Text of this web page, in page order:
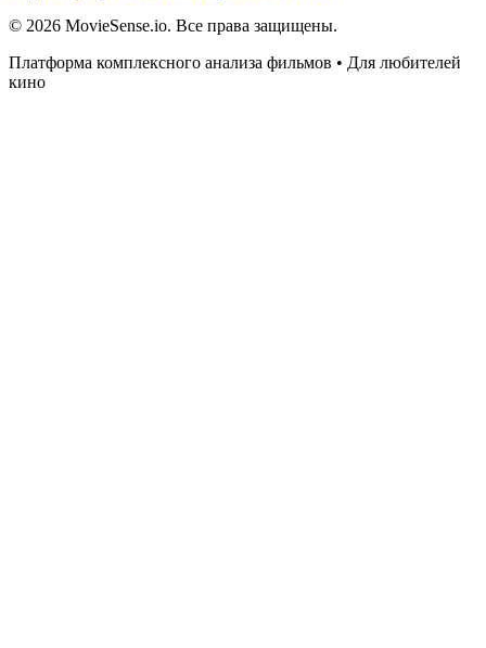
© 2026 MovieSense.io. Все права защищены.
Платформа комплексного анализа фильмов • Для любителей
кино